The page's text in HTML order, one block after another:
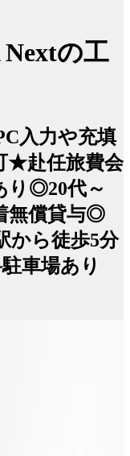
の工
入力や充填
★赴任旅費会
り◎20代～
無償貸与◎
から徒歩5分
車場あり